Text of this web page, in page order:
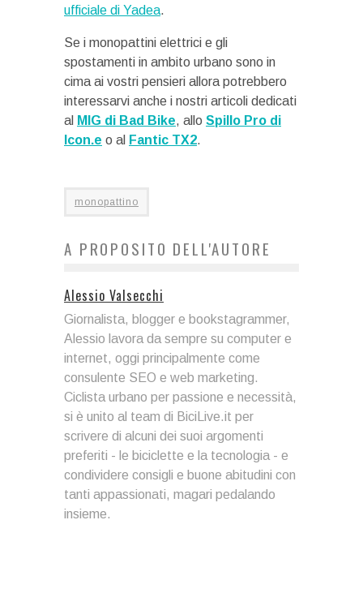
ufficiale di Yadea.
Se i monopattini elettrici e gli
spostamenti in ambito urbano sono in
cima ai vostri pensieri allora potrebbero
interessarvi anche i nostri articoli dedicati
al MIG di Bad Bike, allo Spillo Pro di
Icon.e o al Fantic TX2.
monopattino
A PROPOSITO DELL'AUTORE
Alessio Valsecchi
Giornalista, blogger e bookstagrammer,
Alessio lavora da sempre su computer e
internet, oggi principalmente come
consulente SEO e web marketing.
Ciclista urbano per passione e necessità,
si è unito al team di BiciLive.it per
scrivere di alcuni dei suoi argomenti
preferiti - le biciclette e la tecnologia - e
condividere consigli e buone abitudini con
tanti appassionati, magari pedalando
insieme.